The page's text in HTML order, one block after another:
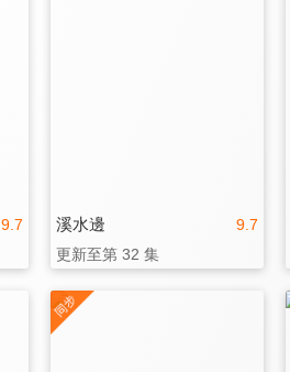
9.7 9.7
溪水邊
更新至第 32 集